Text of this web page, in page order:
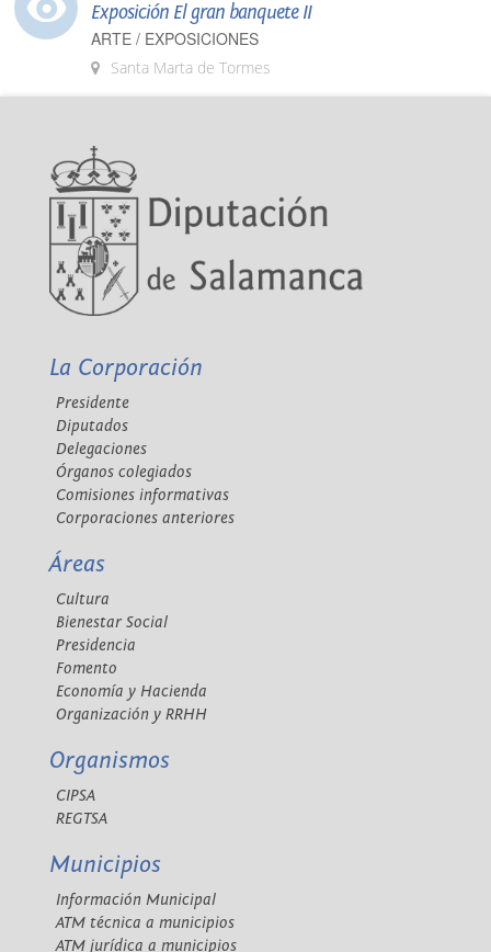
Exposición El gran banquete II
ARTE / EXPOSICIONES
Santa Marta de Tormes
La Corporación
Presidente
Diputados
Delegaciones
Órganos colegiados
Comisiones informativas
Corporaciones anteriores
Áreas
Cultura
Bienestar Social
Presidencia
Fomento
Economía y Hacienda
Organización y RRHH
Organismos
CIPSA
REGTSA
Municipios
Información Municipal
ATM técnica a municipios
ATM jurídica a municipios